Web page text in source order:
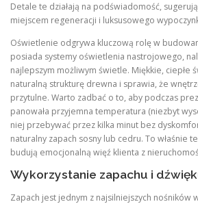
Detale te działają na podświadomość,
miejscem regeneracji i luksusowego
Oświetlenie odgrywa kluczową rolę w
posiada systemy oświetlenia nastrojowego,
najlepszym możliwym świetle. Miękkie, ciepłe
naturalną strukturę drewna i sprawia, że
przytulne. Warto zadbać o to, aby podczas
panowała przyjemna temperatura (niezbyt
niej przebywać przez kilka minut bez
naturalny zapach sosny lub cedru. To właśnie
budują emocjonalną więź klienta z
Wykorzystanie zapachu i
Zapach jest jednym z najsilniejszych nośników